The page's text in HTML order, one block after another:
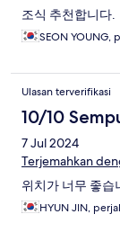
조식 추천합니다.
SEON YOUNG,
Ulasan terverifikasi
10/10
7 Jul 2024
Terjemahkan
위치가 너무 좋습
HYUN JIN,